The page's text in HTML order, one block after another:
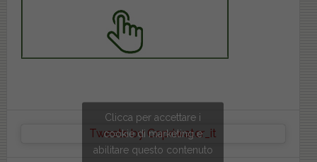
Tweets by Copriwater_it
Clicca per accettare i
cookie di marketing e
abilitare questo contenuto